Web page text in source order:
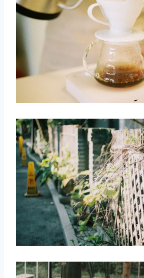
取消